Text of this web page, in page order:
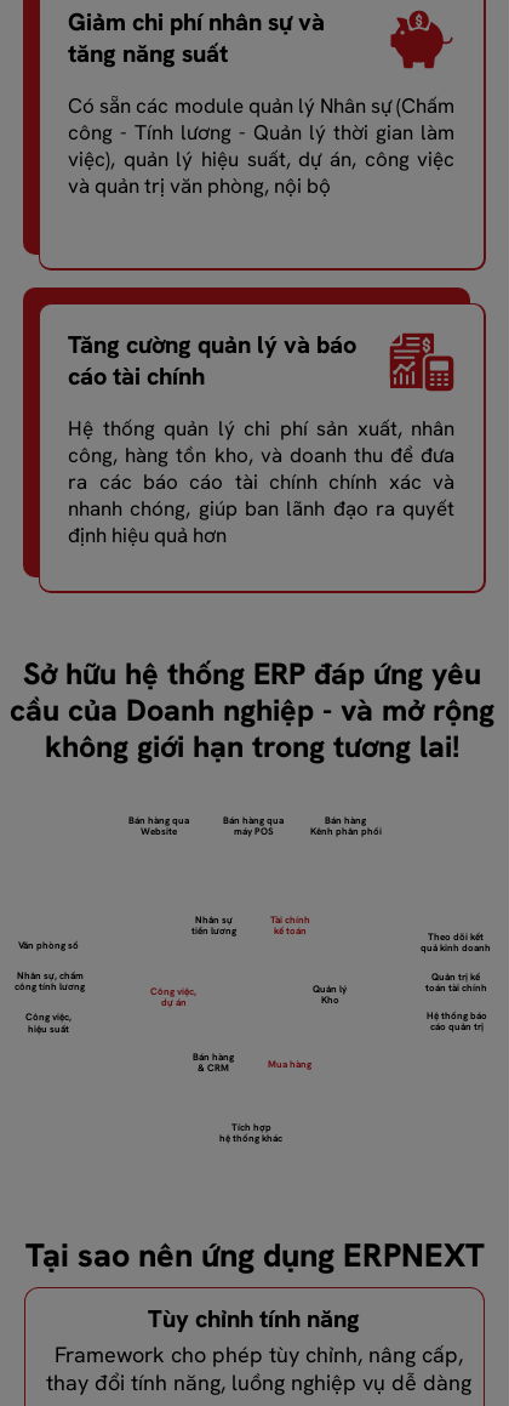
Tăng cường quản lý và báo
cáo tài chính
Hệ thống quản lý chi phí sản xuất, nhân
công, hàng tồn kho, và doanh thu để đưa
ra các báo cáo tài chính chính xác và
nhanh chóng, giúp ban lãnh đạo ra quyết
định hiệu quả hơn
Giảm chi phí nhân sự và
tăng năng suất
Có sẵn các module quản lý Nhân sự (Chấm
công - Tính lương - Quản lý thời gian làm
việc), quản lý hiệu suất, dự án, công việc
và quản trị văn phòng, nội bộ
Sở hữu hệ thống ERP đáp ứng yêu
cầu của Doanh nghiệp - và mở rộng
không giới hạn trong tương lai!
Bán hàng qua
Website
Bán hàng qua
máy POS
Bán hàng
Kênh phân phối
Tích hợp
hệ thống khác
Văn phòng số
Nhân sự, chấm
công tính lương
Công việc,
hiệu suất
Theo dõi kết
quả kinh doanh
Quản trị kế
toán tài chính
Hệ thống báo
cáo quản trị
Nhân sự
tiền lương
Tài chính
kế toán
Công việc,
dự án
Mua hàng
Quản lý
Kho
Bán hàng
& CRM
Tại sao nên ứng dụng ERPNEXT
Tùy chỉnh tính năng
Framework cho phép tùy chỉnh, nâng cấp,
thay đổi tính năng, luồng nghiệp vụ dễ dàng